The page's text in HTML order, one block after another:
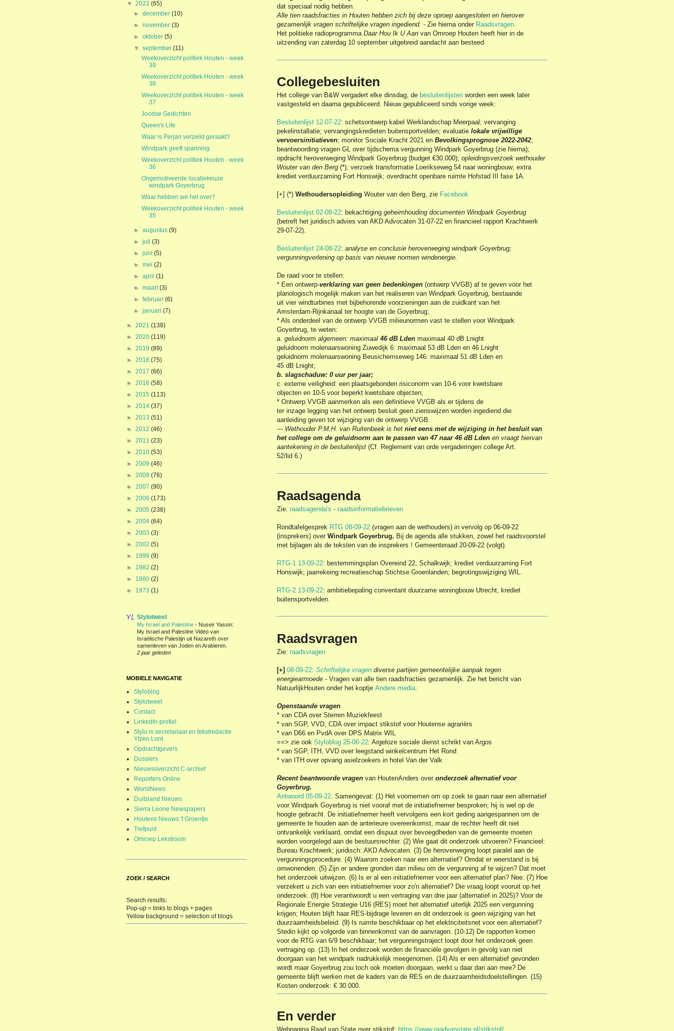
dat speciaal nodig hebben.
Alle tien raadsfracties in Houten hebben zich bij deze oproep aangesloten en hierover
gezamenlijk vragen schriftelijke vragen ingediend. - Zie hierna onder Raadsvragen.
Het politieke radioprogramma Daar Hou Ik U Aan van Omroep Houten heeft hier in de
uitzending van zaterdag 10 september uitgebreid aandacht aan besteed.
Collegebesluiten
Het college van B&W vergadert elke dinsdag, de besluitenlijsten worden een week later
vastgesteld en daarna gepubliceerd. Nieuw gepubliceerd sinds vorige week:
Besluitenlijst 12-07-22: schetsontwerp kabel Werklandschap Meerpaal; vervanging
pekelinstallatie; vervangingskredieten buitensportvelden; evaluatie lokale vrijwillige
vervoersinitiatieven; monitor Sociale Kracht 2021 en Bevolkingsprognose 2022-2042;
beantwoording vragen GL over tijdschema vergunning Windpark Goyerbrug (zie hierna);
opdracht heroverweging Windpark Goyerbrug (budget €30.000); opleidingsverzoek wethouder
Wouter van den Berg (*); verzoek transformatie Loerikseweg 54 naar woningbouw; extra
krediet verduurzaming Fort Honswijk; overdracht openbare ruimte Hofstad III fase 1A.
[+] (*) Wethoudersopleiding Wouter van den Berg, zie Facebook
Besluitenlijst 02-08-22: bekachtiging geheimhouding documenten Windpark Goyerbrug
(betreft het juridisch advies van AKD Advocaten 31-07-22 en financieel rapport Krachtwerk
29-07-22).
Besluitenlijst 24-08-22: analyse en conclusie heroverweging windpark Goyerbrug;
vergunningverlening op basis van nieuwe normen windenergie.
De raad voor te stellen:
* Een ontwerp-verklaring van geen bedenkingen (ontwerp VVGB) af te geven voor het
planologisch mogelijk maken van het realiseren van Windpark Goyerbrug, bestaande
uit vier windturbines met bijbehorende voorzieningen aan de zuidkant van het
Amsterdam-Rijnkanaal ter hoogte van de Goyerbrug;
* Als onderdeel van de ontwerp VVGB milieunormen vast te stellen voor Windpark
Goyerbrug, te weten:
a. geluidnorm algemeen: maximaal 46 dB Lden maximaal 40 dB Lnight
geluidnorm molenaarswoning Zuwedijk 6: maximaal 53 dB Lden en 46 Lnight
geluidnorm molenaarswoning Beusichemseweg 146: maximaal 51 dB Lden en
45 dB Lnight;
b. slagschaduw: 0 uur per jaar;
c. externe veiligheid: een plaatsgebonden risiconorm van 10-6 voor kwetsbare
objecten en 10-5 voor beperkt kwetsbare objecten;
* Ontwerp VVGB aanmerken als een definitieve VVGB als er tijdens de
ter inzage legging van het ontwerp besluit geen zienswijzen worden ingediend die
aanleiding geven tot wijziging van de ontwerp VVGB.
--- Wethouder P.M.H. van Ruitenbeek is het niet eens met de wijziging in het besluit van
het college om de geluidnorm aan te passen van 47 naar 46 dB Lden en vraagt hiervan
aantekening in de besluitenlijst (Cf. Reglement van orde vergaderingen college Art.
52/lid 6.)
Raadsagenda
Zie: raadsagenda's - raadsinformatiebrieven
Rondtafelgesprek RTG 08-09-22 (vragen aan de wethouders) in vervolg op 06-09-22
(insprekers) over Windpark Goyerbrug. Bij de agenda alle stukken, zowel het raadsvoorstel
met bijlagen als de teksten van de insprekers ! Gemeenteraad 20-09-22 (volgt).
RTG-1 13-09-22: bestemmingsplan Overeind 22, Schalkwijk; krediet verduurzaming Fort
Honswijk; jaarrekeing recreatieschap Stichtse Groenlanden; begrotingswijziging WIL.
RTG-2 13-09-22: ambitiebepaling conventant duurzame woningbouw Utrecht; krediet
buitensportvelden.
Raadsvragen
Zie: raadsvragen
[+] 08-09-22: Schriftelijke vragen diverse partijen gemeentelijke aanpak tegen
energiearmoede - Vragen van alle tien raadsfracties gezamenlijk. Zie het bericht van
NatuurlijkHouten onder het koptje Andere media
Openstaande vragen
* van CDA over Sterren Muziekfeest
* van SGP, VVD, CDA over impact stikstof voor Houtense agrariërs
* van D66 en PvdA over DPS Matrix WIL
==> zie ook Styloblog 25-06-22: Argeloze sociale dienst schrikt van Argos
* van SGP, ITH, VVD over leegstand winkelcentrum Het Rond
* van ITH over opvang asielzoekers in hotel Van der Valk
Recent beantwoorde vragen van HoutenAnders over onderzoek alternatief voor
Goyerbrug.
Antwoord 05-09-22 . Samengevat: (1) Het voornemen om op zoek te gaan naar een alternatief
voor Windpark Goyerbrug is niet vooraf met de initiatiefnemer besproken; hij is wel op de
hoogte gebracht. De initiatiefnemer heeft vervolgens een kort geding aangespannen om de
gemeente te houden aan de anterieure overeenkomst, maar de rechter heeft dit niet
ontvankelijk verklaard, omdat een dispuut over bevoegdheden van de gemeente moeten
worden voorgelegd aan de bestuursrechter. (2) Wie gaat dit onderzoek uitvoeren? Financieel:
Bureau Krachtwerk; juridisch: AKD Advocaten. (3) De heroverweging loopt paralel aan de
vergunningsprocedure. (4) Waarom zoeken naar een alternatief? Omdat er weerstand is bij
omwonenden. (5) Zijn er andere gronden dan milieu om de vergunning af te wijzen? Dat moet
het onderzoek uitwijzen. (6) Is er al een initiatiefnemer voor een alternatief plan? Nee. (7) Hoe
verzekert u zich van een initiatiefnemer voor zo'n alternatief? Die vraag loopt vooruit op het
onderzoek. (8) Hoe verantwoordt u een vertraging van drie jaar (alternatief in 2025)? Voor de
Regionale Energie Strategie U16 (RES) moet het alternatief uiterlijk 2025 een vergunning
krijgen; Houten blijft haar RES-bijdrage leveren en dit onderzoek is geen wijziging van het
duurzaamheidsbeleid. (9) Is ruimte beschikbaar op het elektriciteitsnet voor een alternatief?
Stedin kijkt op volgorde van binnenkomst van de aanvragen. (10-12) De rapporten komen
voor de RTG van 6/9 beschikbaar; het vergunningstraject loopt door het onderzoek geen
vertraging op. (13) In het onderzoek worden de financiële gevolgen in gevolg van niet
doorgaan van het windpark nadrukkelijk meegenomen. (14) Als er een alternatief gevonden
wordt maar Goyerbrug zou toch ook moeten doorgaan, werkt u daar dan aan mee? De
gemeente blijft werken met de kaders van de RES en de duurzaamheidsdoelstellingen. (15)
Kosten onderzoek: € 30.000.
En verder
Webpagina Raad van State over stikstof: https://www.raadvanstate.nl/stikstof/
▼ 2022 (65)
►december(10)
►november(3)
►oktober(5)
▼september(11)
Weekoverzicht politiek Houten - week
39
Weekoverzicht politiek Houten - week
38
Weekoverzicht politiek Houten - week
37
Joodse Gedichten
Queen's Life
Waar is Perjan verzeild geraakt?
Windpark geeft spanning
Weekoverzicht politiek Houten - week
36
Ongemotiveerde locatiekeuze
windpark Goyerbrug
Waar hebben we het over?
Weekoverzicht politiek Houten - week
35
►augustus(9)
►juli(3)
►juni(5)
►mei(2)
►april(1)
►maart(3)
►februari(6)
►januari(7)
► 2021 (138)
► 2020 (119)
► 2019 (89)
► 2018 (75)
► 2017 (66)
► 2016 (58)
► 2015 (113)
► 2014 (37)
► 2013 (51)
► 2012 (46)
► 2011 (23)
► 2010 (53)
► 2009 (46)
► 2008 (76)
► 2007 (90)
► 2006 (173)
► 2005 (238)
► 2004 (64)
► 2003 (3)
► 2002 (5)
► 1999 (9)
► 1982 (2)
► 1980 (2)
► 1973 (1)
Stylotweet
My Israel and Palestine - Nuseir Yassin:
My Israel and Palestine Video van
Israëlische Palestijn uit Nazareth over
samenleven van Joden en Arabieren.
2 jaar geleden
MOBIELE NAVIGATIE
Styloblog
Stylotweet
Contact
LinkedIn-profiel
Stylo is secretariaat en tekstredactie
Ytzen Lont
Opdrachtgevers
Dossiers
Nieuwsoverzicht C-archief
Reporters Online
WorldNews
Duitsland Nieuws
Sierra Leone Newspapers
Houtens Nieuws 't Groentje
Trefpunt
Omroep Lekstroom
ZOEK / SEARCH
Search results:
Pop-up = links to blogs + pages
Yellow background = selection of blogs